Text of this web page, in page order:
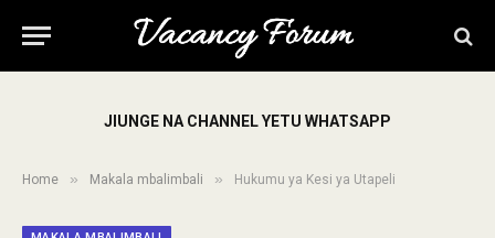
JIUNGE NA CHANNEL YETU WHATSAPP
Home » Makala mbalimbali » Hukumu ya Kesi ya Utapeli